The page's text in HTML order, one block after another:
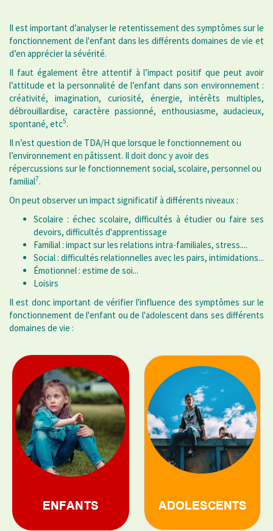
Il est important d’analyser le retentissement des symptômes sur le
fonctionnement de l'enfant dans les différents domaines de vie et
d’en apprécier la sévérité.
Il faut également être attentif à l’impact positif que peut avoir
l’attitude et la personnalité de l’enfant dans son environnement :
créativité, imagination, curiosité, énergie, intérêts multiples,
débrouillardise, caractère passionné, enthousiasme, audacieux,
spontané, etc5.
Il n’est question de TDA/H que lorsque le fonctionnement ou
l’environnement en pâtissent. Il doit donc y avoir des
répercussions sur le fonctionnement social, scolaire, personnel ou
familial7.
On peut observer un impact significatif à différents niveaux :
Scolaire : échec scolaire, difficultés à étudier ou faire ses
devoirs, difficultés d'apprentissage
Familial : impact sur les relations intra-familiales, stress....
Social : difficultés relationnelles avec les pairs, intimidations...
Émotionnel : estime de soi...
Loisirs
Il est donc important de vérifier l'influence des symptômes sur le
fonctionnement de l'enfant ou de l'adolescent dans ses différents
domaines de vie :